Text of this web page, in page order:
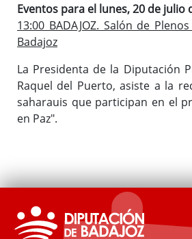
Eventos para el lunes, 20 de julio
13:00 BADAJOZ. Salón de
Badajoz
La Presidenta de la Diputación
Raquel del Puerto, asiste a la
saharauis que participan en el
en Paz".